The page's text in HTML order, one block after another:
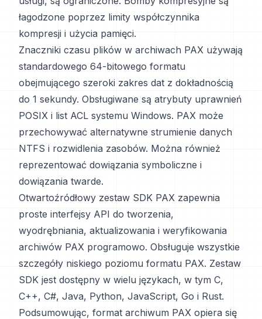
łagodzone poprzez limity współczynnika
kompresji i użycia pamięci.
Znaczniki czasu plików w archiwach PAX używają
standardowego 64-bitowego formatu
obejmującego szeroki zakres dat z dokładnością
do 1 sekundy. Obsługiwane są atrybuty uprawnień
POSIX i list ACL systemu Windows. PAX może
przechowywać alternatywne strumienie danych
NTFS i rozwidlenia zasobów. Można również
reprezentować dowiązania symboliczne i
dowiązania twarde.
Otwartoźródłowy zestaw SDK PAX zapewnia
proste interfejsy API do tworzenia,
wyodrębniania, aktualizowania i weryfikowania
archiwów PAX programowo. Obsługuje wszystkie
szczegóły niskiego poziomu formatu PAX. Zestaw
SDK jest dostępny w wielu językach, w tym C,
C++, C#, Java, Python, JavaScript, Go i Rust.
Podsumowując, format archiwum PAX opiera się